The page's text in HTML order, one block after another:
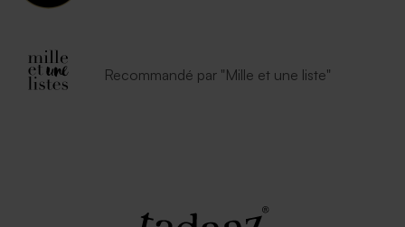
Recommandé par "Mille et une liste"